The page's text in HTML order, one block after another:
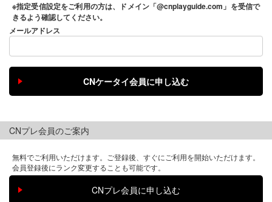
※指定受信設定をご利用の方は、ドメイン「@cnplayguide.com」を受信で
きるよう確認してください。
メールアドレス
CNプレ会員のご案内
無料でご利用いただけます。ご登録後、すぐにご利用を開始いただけます。
会員登録後にランク変更することも可能です。